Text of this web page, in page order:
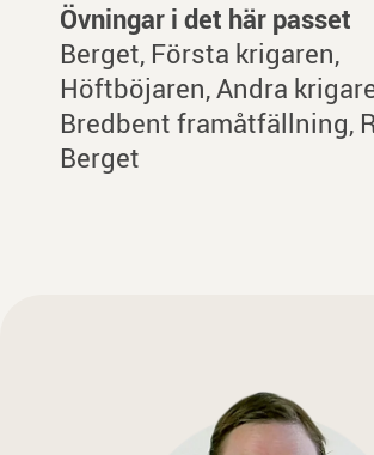
Övningar i det här passet
Berget, Första krigaren,
Höftböjaren, Andra
Bredbent framåtfällning,
Berget